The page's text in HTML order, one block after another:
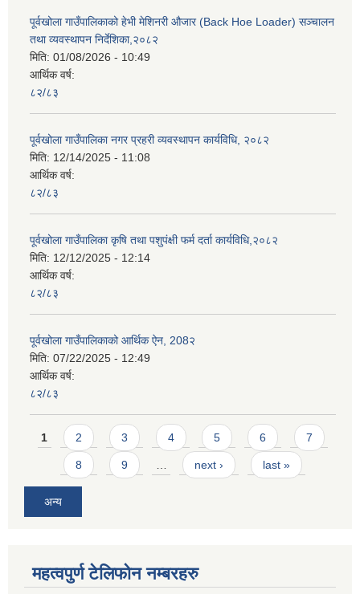
पूर्वखोला गाउँपालिकाको हेभी मेशिनरी औजार (Back Hoe Loader) सञ्चालन
तथा व्यवस्थापन निर्देशिका,२०८२
मिति: 01/08/2026 - 10:49
आर्थिक वर्ष:
८२/८३
पूर्वखोला गाउँपालिका नगर प्रहरी व्यवस्थापन कार्यविधि, २०८२
मिति: 12/14/2025 - 11:08
आर्थिक वर्ष:
८२/८३
पूर्वखोला गाउँपालिका कृषि तथा पशुपंक्षी फर्म दर्ता कार्यविधि,२०८२
मिति: 12/12/2025 - 12:14
आर्थिक वर्ष:
८२/८३
पूर्वखोला गाउँपालिकाको आर्थिक ऐन, 208२
मिति: 07/22/2025 - 12:49
आर्थिक वर्ष:
८२/८३
Pages
1 2 3 4 5 6 7
8 9 next › last »
अन्य
महत्वपुर्ण टेलिफोन नम्बरहरु